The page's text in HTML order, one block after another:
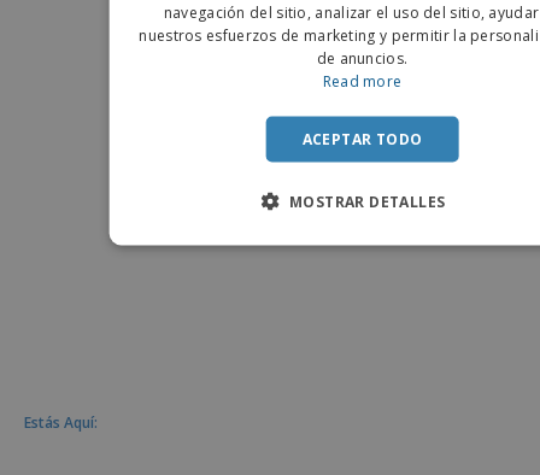
Estás Aquí:
navegación del sitio, analizar el uso del sitio,
nuestros esfuerzos de marketing y permitir la
de anuncios.
Read more
ACEPTAR TODO
MOSTRAR DETALLES